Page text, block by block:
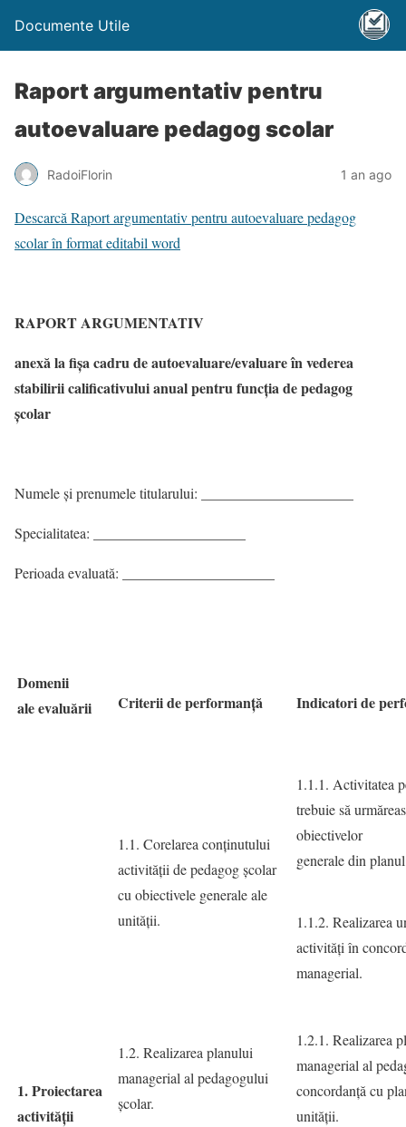
Documente Utile
Raport argumentativ pentru
autoevaluare pedagog scolar
RadoiFlorin 1 an ago
Descarcă Raport argumentativ pentru autoevaluare pedagog
scolar în format editabil word
RAPORT ARGUMENTATIV
anexă la fișa cadru de autoevaluare/evaluare în vederea
stabilirii calificativului anual pentru funcția depedagog
școlar
Numele şi prenumele titularului: _____________________
Specialitatea: _____________________
Perioada evaluată: _____________________
Domenii
ale evaluării
Criterii de performanță Indicatori de
1. Proiectarea
activității
1.1. Corelarea conţinutului
activităţii de pedagog şcolar
cu obiectivele generale ale
unității.
1.1.1. Activitatea
trebuie să
obiectivelor
generale din
1.1.2. Realizarea
activităţi în
managerial.
1.2. Realizarea planului
managerial al pedagogului
şcolar.
1.2.1. Realizarea
managerial al
concordanţă cu
unității.